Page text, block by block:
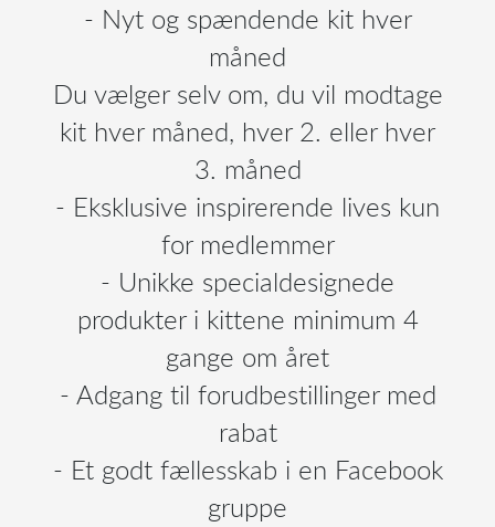
- Nyt og spændende kit hver
måned
Du vælger selv om, du vil modtage
kit hver måned, hver 2. eller hver
3. måned
- Eksklusive inspirerende lives kun
for medlemmer
- Unikke specialdesignede
produkter i kittene minimum 4
gange om året
- Adgang til forudbestillinger med
rabat
- Et godt fællesskab i en Facebook
gruppe